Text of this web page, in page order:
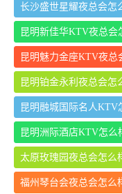
长沙盛世星耀夜总会怎
昆明新佳华KTV夜总会
昆明魅力金座KTV夜总
昆明铂金永利夜总会怎
昆明融城国际名人KTV
昆明洲际酒店KTV怎么
太原玫瑰园夜总会怎么
福州琴台会夜总会怎么